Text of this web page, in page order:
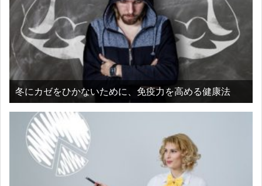
冬にカゼをひかないために、免疫力を高める健康法